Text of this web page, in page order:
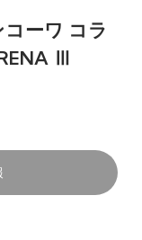
コーワ コラ
Ⅲ